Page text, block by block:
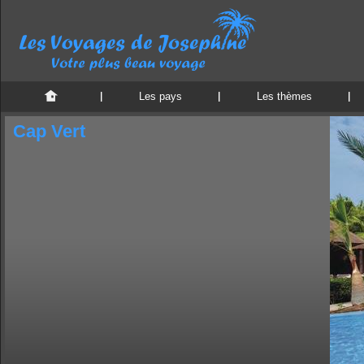
Les pays Les thèmes
Cap Vert